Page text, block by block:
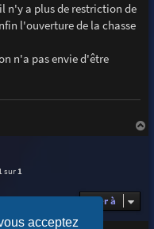
acceptez
n'y a plus de restriction de
l'ouverture de la chasse
n'a pas envie d'être
a
sur1
Aller à